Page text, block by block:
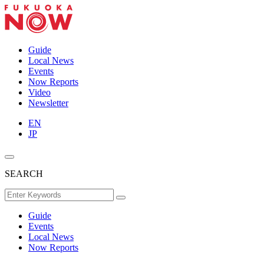
Guide
Local News
Events
Now Reports
Video
Newsletter
EN
JP
SEARCH
Guide
Events
Local News
Now Reports